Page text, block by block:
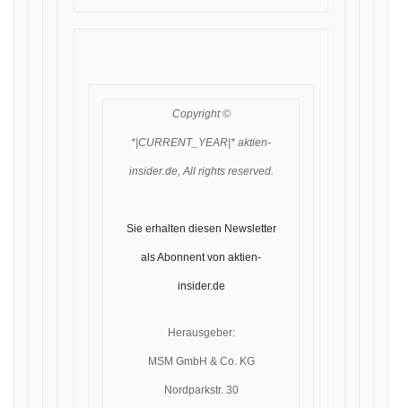
Copyright ©
*|CURRENT_YEAR|* aktien-
insider.de, All rights reserved.
Sie erhalten diesen Newsletter
als Abonnent von aktien-
insider.de
Herausgeber:
MSM GmbH & Co. KG
Nordparkstr. 30